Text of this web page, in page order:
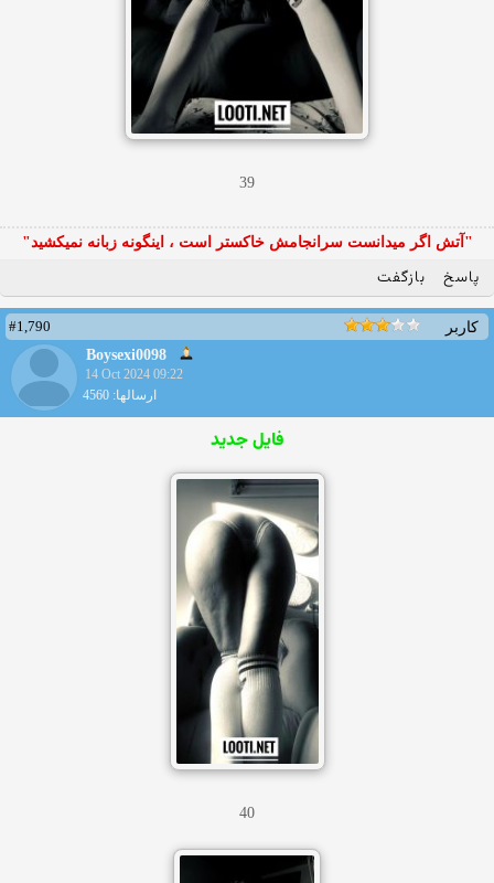
39
"آتش اگر ميدانست سرانجامش خاكستر است ، اينگونه زبانه نميكشيد"
پاسخ بازگفت
کاربر
#1,790
Boysexi0098
14 Oct 2024 09:22
ارسالها: 4560
فایل جدید
40